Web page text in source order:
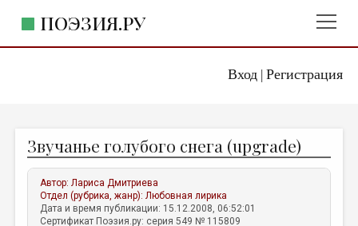
Вход| Регистрация
ПОЭЗИЯ.РУ
ЖАНРЫ
АВТОРЫ
КОММЕНТАРИИ
Звучанье голубого снега (upgrade)
Автор:Лариса Дмитриева
Отдел (рубрика, жанр):Любовная лирика
Дата и время публикации: 15.12.2008, 06:52:01
Сертификат Поэзия.ру: серия 549 № 115809